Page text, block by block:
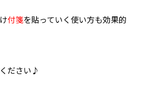
付箋を貼っていく使い方も効果的
ださい♪